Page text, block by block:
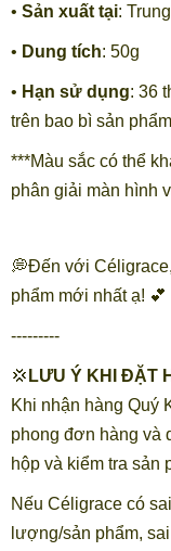
• Sản xuất tại:
• Dung tích: 50g
• Hạn sử dụng: 36
trên bao bì sản
***Màu sắc có thể
phân giải màn hình
💭Đến với
phẩm mới nhất ạ! 💕
---------
💢 LƯU Ý KHI ĐẶT
Khi nhận hàng Quý
phong đơn hàng và
hộp và kiểm tra sản
Nếu Céligrace có
lượng/sản phẩm,